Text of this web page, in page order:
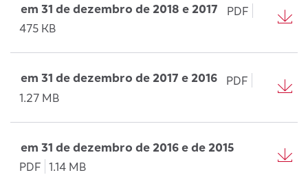
em 31 de dezembro de 2018 e 2017
PDF
475 KB
em 31 de dezembro de 2017 e 2016
PDF
1.27 MB
em 31 de dezembro de 2016 e de 2015
PDF 1.14 MB